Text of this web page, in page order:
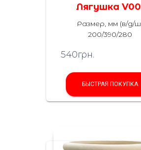
Лягушка
Размер, мм (в/д/
200/390/280
540грн.
БЫСТРАЯ ПОКУПКА